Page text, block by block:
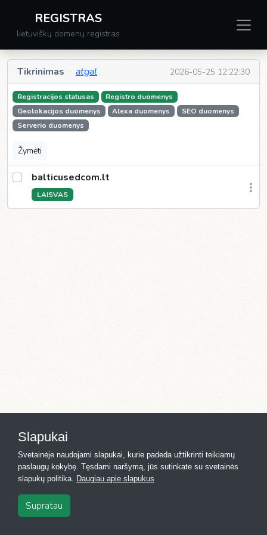
REGISTRAS
lietuviškų domenų registras
Tikrinimas · atgal 2026-05-25 12:22:30
Registracijos statusas
Registro duomenys
Geolokacijos duomenys
Alexa duomenys
SEO duomenys
Serverio duomenys
Žymėti
balticusedcom.lt
LAISVAS
2026
Slapukai
Svetainėje naudojami slapukai, kurie padeda užtikrinti teikiamų
paslaugų kokybę. Tęsdami naršymą, jūs sutinkate su svetainės
slapukų politika. Daugiau apie slapukus
Supratau